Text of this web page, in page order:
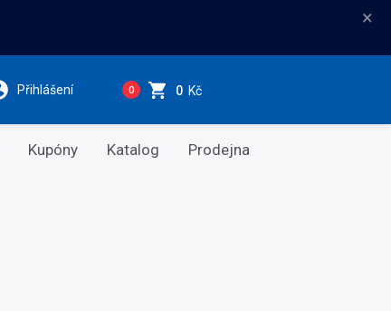
×
Přihlášení 0 0 Kč
Kupóny Katalog Prodejna